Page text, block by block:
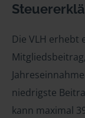
Die VLH erhebt
niedrigste
kann maximal